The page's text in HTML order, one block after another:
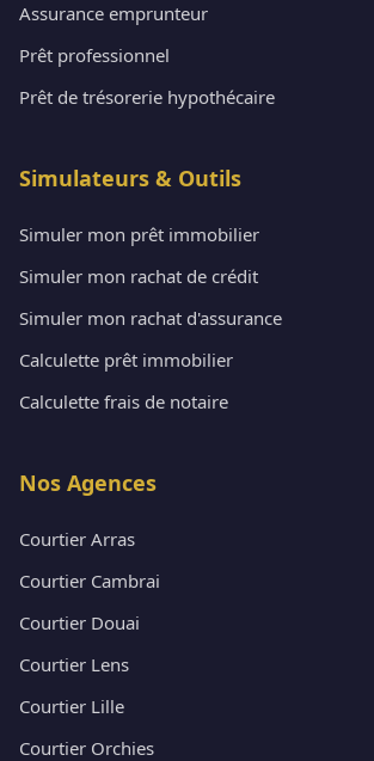
Assurance emprunteur
Prêt professionnel
Prêt de trésorerie hypothécaire
Simulateurs & Outils
Simuler mon prêt immobilier
Simuler mon rachat de crédit
Simuler mon rachat d'assurance
Calculette prêt immobilier
Calculette frais de notaire
Nos Agences
Courtier Arras
Courtier Cambrai
Courtier Douai
Courtier Lens
Courtier Lille
Courtier Orchies